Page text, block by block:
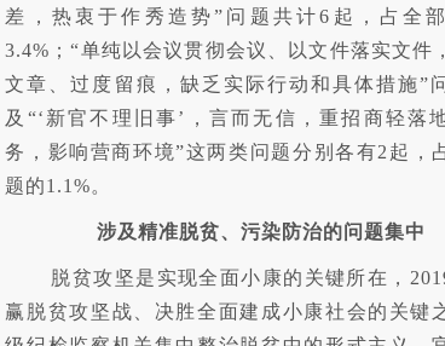
差，热衷于作秀造势”问题共计6起，占全
3.4%；“单纯以会议贯彻会议、以文件落实文件
文章、过度留痕，缺乏实际行动和具体措施”
及“‘新官不理旧事’，言而无信，重招商轻落
务，影响营商环境”这两类问题分别各有2起，
题的1.1%。
涉及精准脱贫、污染防治的问题集中
脱贫攻坚是实现全面小康的关键所在，
赢脱贫攻坚战、决胜全面建成小康社会的关键